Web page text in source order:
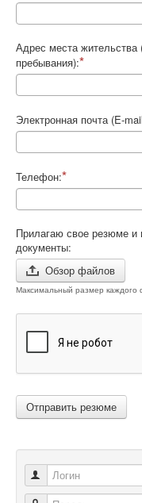
Адрес места жительства
пребывания):
Электронная почта (E-
Телефон:
Прилагаю свое резюме и
документы:
Обзор файлов
Максимальный размер
Отправить резюме
Логин